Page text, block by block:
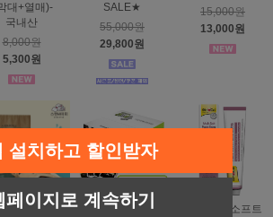
대+열매)-
국내산
8,000원
5,300원
SALE★
55,000원
29,800원
15,000원
13,000원
탠바이미
태비토퍼
짐펫 몰트소프트
설치하고 할인받자
페이지로 계속하기